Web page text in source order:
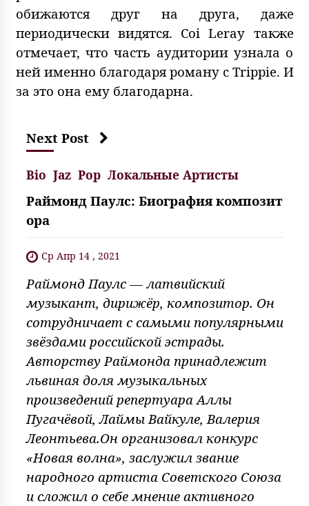
обижаются друг на друга, даже
периодически видятся. Coi Leray также
отмечает, что часть аудитории узнала о
ней именно благодаря роману с Trippie. И
за это она ему благодарна.
Next Post
Bio Jaz Pop Локальные Артисты
Раймонд Паулс: Биография композит
ора
Ср Апр 14 , 2021
Раймонд Паулс — латвийский
музыкант, дирижёр, композитор. Он
сотрудничает с самыми популярными
звёздами российской эстрады.
Авторству Раймонда принадлежит
львиная доля музыкальных
произведений репертуара Аллы
Пугачёвой, Лаймы Вайкуле, Валерия
Леонтьева.Он организовал конкурс
«Новая волна», заслужил звание
народного артиста Советского Союза
и сложил о себе мнение активного